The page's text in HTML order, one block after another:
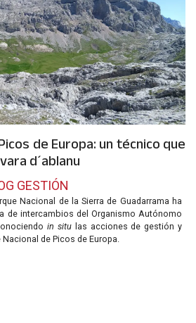
de Europa: un técnico que
d´ablanu
GESTIÓN
Nacional de la Sierra de Guadarrama ha
de intercambios del Organismo Autónomo
in situ las acciones de gestión y
de Picos de Europa.